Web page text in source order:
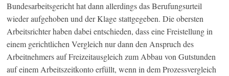
Bundesarbeitsgericht hat dann allerdings das Berufungsurteil
wieder aufgehoben und der Klage stattgegeben. Die obersten
Arbeitsrichter haben dabei entschieden, dass eine Freistellung in
einem gerichtlichen Vergleich nur dann den Anspruch des
Arbeitnehmers auf Freizeitausgleich zum Abbau von Gutstunden
auf einem Arbeitszeitkonto erfüllt, wenn in dem Prozessvergleich